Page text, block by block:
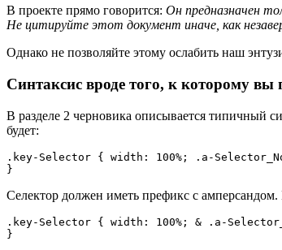
В проекте прямо говорится: Он предназначен
Не цитируйте этот документ иначе, как
Однако не позволяйте этому ослабить наш
Синтаксис вроде того, к которому
В разделе 2 черновика описывается типичный
будет:
.key-Selector { width: 100%; .a-
}
Селектор должен иметь префикс с амперсандом.
.key-Selector { width: 100%; & .a-
}